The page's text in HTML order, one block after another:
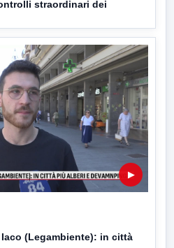
straordinari dei
▶
(Legambiente): in città